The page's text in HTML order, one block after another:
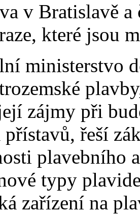
v Bratislavě
které jsou
ministerstvo
zájmy při
přístavů, řeší
plavebního
typy
zařízení na